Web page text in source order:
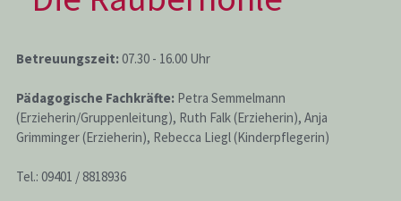
Betreuungszeit: 07.30 - 16.00 Uhr
Pädagogische Fachkräfte: Petra Semmelmann
(Erzieherin/Gruppenleitung), Ruth Falk (Erzieherin), Anja
Grimminger (Erzieherin), Rebecca Liegl (Kinderpflegerin)
Tel.: 09401 / 8818936